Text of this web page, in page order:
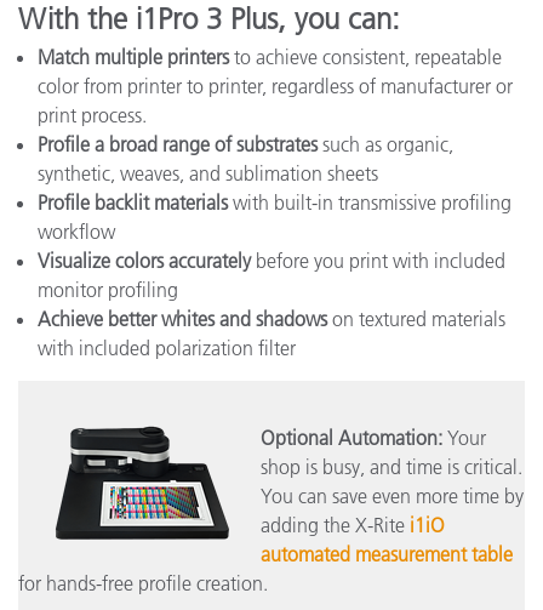
With the i1Pro 3 Plus, you can:
Match multiple printersto achieve consistent, repeatable
color from printer to printer, regardless of manufacturer or
print process.
Profile a broad range of substratessuch as organic,
synthetic, weaves, and sublimation sheets
Profile backlit materialswith built-in transmissive profiling
workflow
Visualize colors accuratelybefore you print with included
monitor profiling
Achieve better whites and shadowson textured materials
with included polarization filter
Optional Automation: Your
shop is busy, and time is critical.
You can save even more time by
adding the X-Rite i1iO
automated measurement table
for hands-free profile creation.